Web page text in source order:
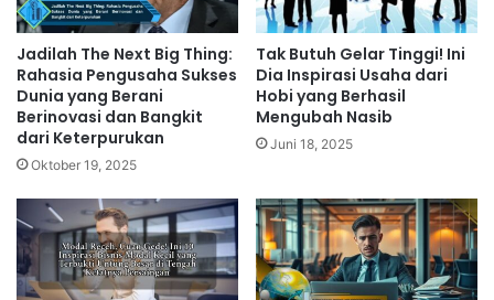
Jadilah The Next Big Thing:
Rahasia Pengusaha Sukses
Dunia yang Berani
Berinovasi dan Bangkit
dari Keterpurukan
Oktober 19, 2025
Tak Butuh Gelar Tinggi! Ini
Dia Inspirasi Usaha dari
Hobi yang Berhasil
Mengubah Nasib
Juni 18, 2025